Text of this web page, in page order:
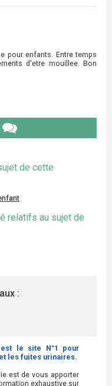
pour enfants. Entre temps
d'etre mouillee. Bon
de cette
relatifs au sujet de
:
est le site N°1 pour
les fuites urinaires.
est de vous apporter
exhaustive sur